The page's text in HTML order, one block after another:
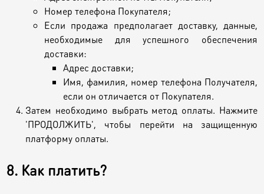
Номер телефона Покупателя;
Если продажа предполагает доставку, данные,
необходимые для успешного обеспечения
доставки:
Адрес доставки;
Имя, фамилия, номер телефона Получателя,
если он отличается от Покупателя.
Затем необходимо выбрать метод оплаты. Нажмите
'ПРОДОЛЖИТЬ', чтобы перейти на защищенную
платформу оплаты.
8. Как платить?